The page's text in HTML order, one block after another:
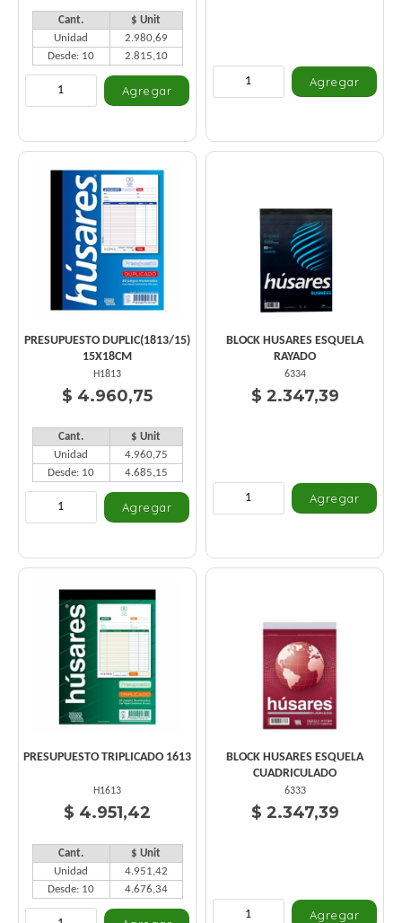
Cant.
$ Unit
Unidad
2.980,69
Desde: 10
2.815,10
PRESUPUESTO DUPLIC(1813/15)
15X18CM
H1813
$ 4.960,75
Cant.
$ Unit
Unidad
4.960,75
Desde: 10
4.685,15
BLOCK HUSARES ESQUELA
RAYADO
6334
$ 2.347,39
PRESUPUESTO TRIPLICADO 1613
H1613
$ 4.951,42
Cant.
$ Unit
Unidad
4.951,42
Desde: 10
4.676,34
BLOCK HUSARES ESQUELA
CUADRICULADO
6333
$ 2.347,39